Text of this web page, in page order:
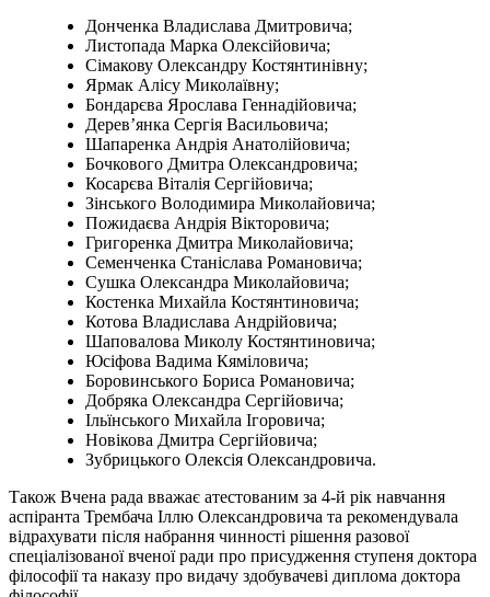
Донченка Владислава Дмитровича;
Листопада Марка Олексійовича;
Сімакову Олександру Костянтинівну;
Ярмак Алісу Миколаївну;
Бондарєва Ярослава Геннадійовича;
Дерев’янка Сергія Васильовича;
Шапаренка Андрія Анатолійовича;
Бочкового Дмитра Олександровича;
Косарєва Віталія Сергійовича;
Зінського Володимира Миколайовича;
Пожидаєва Андрія Вікторовича;
Григоренка Дмитра Миколайовича;
Семенченка Станіслава Романовича;
Сушка Олександра Миколайовича;
Костенка Михайла Костянтиновича;
Котова Владислава Андрійовича;
Шаповалова Миколу Костянтиновича;
Юсіфова Вадима Кяміловича;
Боровинського Бориса Романовича;
Добряка Олександра Сергійовича;
Ільїнського Михайла Ігоровича;
Новікова Дмитра Сергійовича;
Зубрицького Олексія Олександровича.
Також Вчена рада вважає атестованим за 4-й рік навчання
аспіранта Трембача Іллю Олександровича та рекомендувала
відрахувати після набрання чинності рішення разової
спеціалізованої вченої ради про присудження ступеня доктора
філософії та наказу про видачу здобувачеві диплома доктора